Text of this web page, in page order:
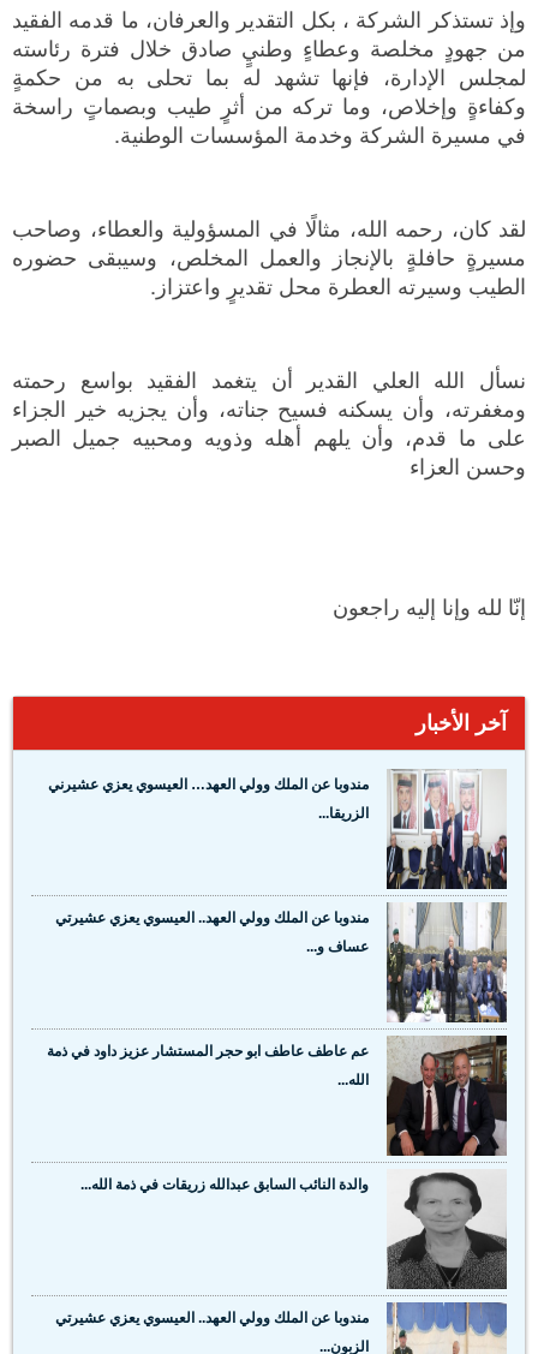
وإذ تستذكر الشركة ، بكل التقدير والعرفان، ما قدمه الفقيد
من جهودٍ مخلصة وعطاءٍ وطنيٍ صادق خلال فترة رئاسته
لمجلس الإدارة، فإنها تشهد له بما تحلى به من حكمةٍ
وكفاءةٍ وإخلاص، وما تركه من أثرٍ طيب وبصماتٍ راسخة
في مسيرة الشركة وخدمة المؤسسات الوطنية.
لقد كان، رحمه الله، مثالًا في المسؤولية والعطاء، وصاحب
مسيرةٍ حافلةٍ بالإنجاز والعمل المخلص، وسيبقى حضوره
الطيب وسيرته العطرة محل تقديرٍ واعتزاز.
نسأل الله العلي القدير أن يتغمد الفقيد بواسع رحمته
ومغفرته، وأن يسكنه فسيح جناته، وأن يجزيه خير الجزاء
على ما قدم، وأن يلهم أهله وذويه ومحبيه جميل الصبر
وحسن العزاء
إنّا لله وإنا إليه راجعون
آخر الأخبار
مندوبا عن الملك وولي العهد… العيسوي يعزي عشيرني
الزريقا...
مندوبا عن الملك وولي العهد.. العيسوي يعزي عشيرتي
عساف و...
عم عاطف عاطف ابو حجر المستشار عزيز داود في ذمة
الله...
والدة النائب السابق عبدالله زريقات في ذمة الله...
مندوبا عن الملك وولي العهد.. العيسوي يعزي عشيرتي
الزبون...